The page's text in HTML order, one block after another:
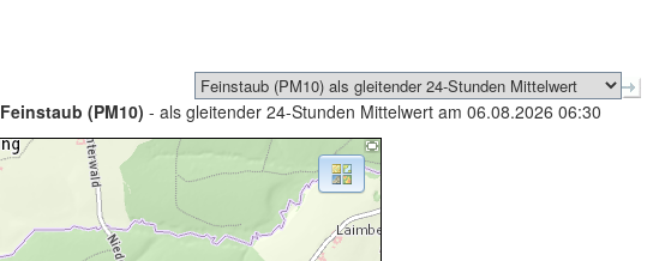
Feinstaub (PM10) - als gleitender 24-Stunden Mittelwert am 06.08.2026 06:30